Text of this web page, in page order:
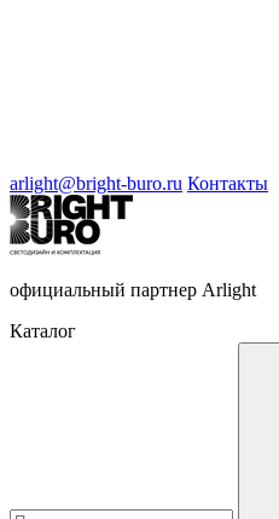
arlight@bright-buro.ru Контакты
официальный партнер Arlight
Каталог